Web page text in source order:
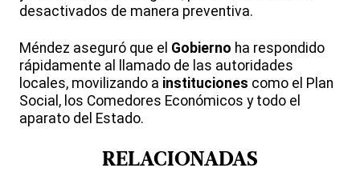
desactivados de manera preventiva.
Méndez aseguró que el Gobierno ha respondido
rápidamente al llamado de las autoridades
locales, movilizando a instituciones como el Plan
Social, los Comedores Económicos y todo el
aparato del Estado.
RELACIONADAS